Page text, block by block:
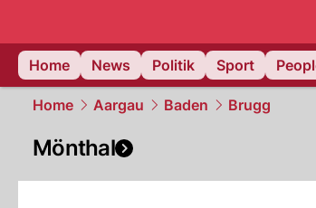
Home
News Politik Sport
Home Aargau Baden Brugg
Mönthal